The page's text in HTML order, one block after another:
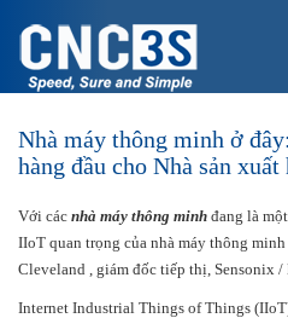
p
Nhà máy thông minh ở
hàng đầu cho Nhà sản xuất
Với các nhà máy thông minh đang là
IIoT quan trọng của nhà máy thông
Cleveland , giám đốc tiếp thị, Sensonix /
Internet Industrial Things of Things